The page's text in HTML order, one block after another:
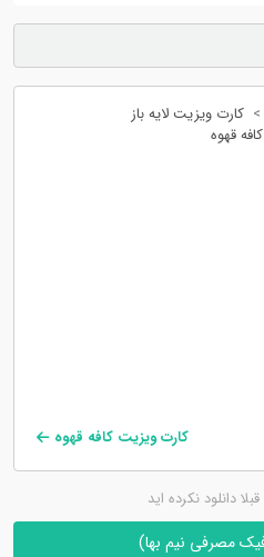
کارت ویزیت لایه باز
قهوه
کارت ویزیت کافه قهوه
دانلود نکرده اید
مصرفی نیم بها)